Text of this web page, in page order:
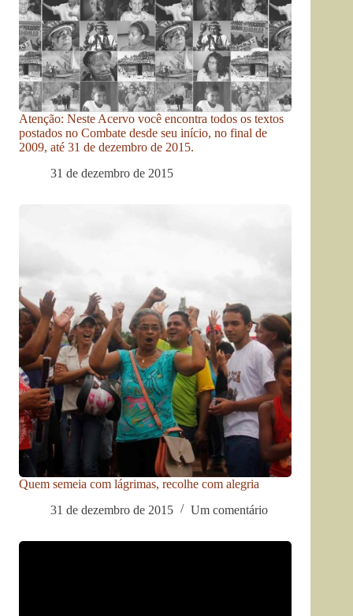
Atenção: Neste Acervo você encontra todos os textos
postados no Combate desde seu início, no final de
2009, até 31 de dezembro de 2015.
31 de dezembro de 2015
Quem semeia com lágrimas, recolhe com alegria
31 de dezembro de 2015
Um comentário